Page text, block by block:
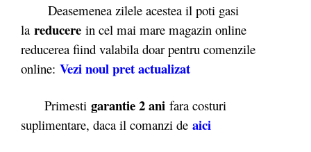
Deasemenea zilele acestea il poti gasi
la reducere in cel mai mare magazin online
reducerea fiind valabila doar pentru comenzile
online: Vezi noul pret actualizat
Primesti garantie 2 ani fara costuri
suplimentare, daca il comanzi de aici